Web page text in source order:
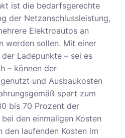
ist die bedarfsgerechte
der Netzanschlussleistung,
Elektroautos an
werden sollen. Mit einer
Ladepunkte – sei es
– können der
und Ausbaukosten
spart zum
bis 70 Prozent der
den einmaligen Kosten
den laufenden Kosten im